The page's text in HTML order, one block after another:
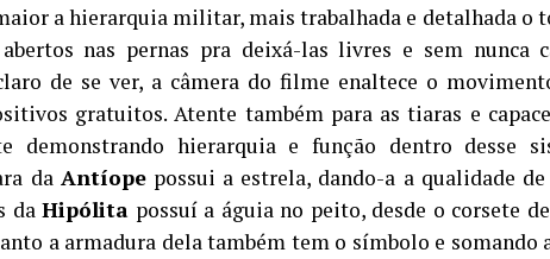
a hierarquia militar, mais trabalhada e detalhada o
nas pernas pra deixá-las livres e sem nunca
de se ver, a câmera do filme enaltece o
gratuitos. Atente também para as tiaras e
demonstrando hierarquia e função dentro desse
da Antíopepossui a estrela, dando-a a qualidade
da Hipólita possuí a águia no peito, desde o corsete
a armadura dela também tem o símbolo e somando